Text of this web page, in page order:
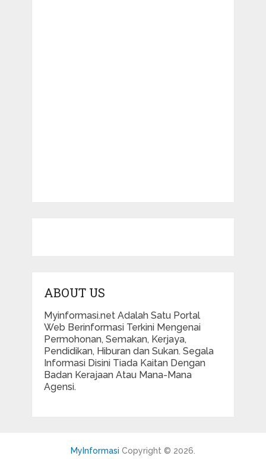
ABOUT US
Myinformasi.net Adalah Satu Portal
Web Berinformasi Terkini Mengenai
Permohonan, Semakan, Kerjaya,
Pendidikan, Hiburan dan Sukan. Segala
Informasi Disini Tiada Kaitan Dengan
Badan Kerajaan Atau Mana-Mana
Agensi.
MyInformasi Copyright © 2026.